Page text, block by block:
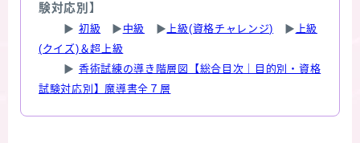
験対応別】
▶ 初級 ▶ 中級 ▶ 上級(資格チャレンジ) ▶ 上級
(クイズ)＆超上級
▶ 香術試練の導き階層図【総合目次｜目的別・資格
試験対応別】魔導書全７層